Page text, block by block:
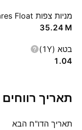
מניות צפות Shares Float
‪35.24 M‬
בטא (1Y)
1.04
תאריך רווחים
תאריך הדו"ח הבא